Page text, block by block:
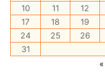
10
11 12
17
18 19
24
25 26
31